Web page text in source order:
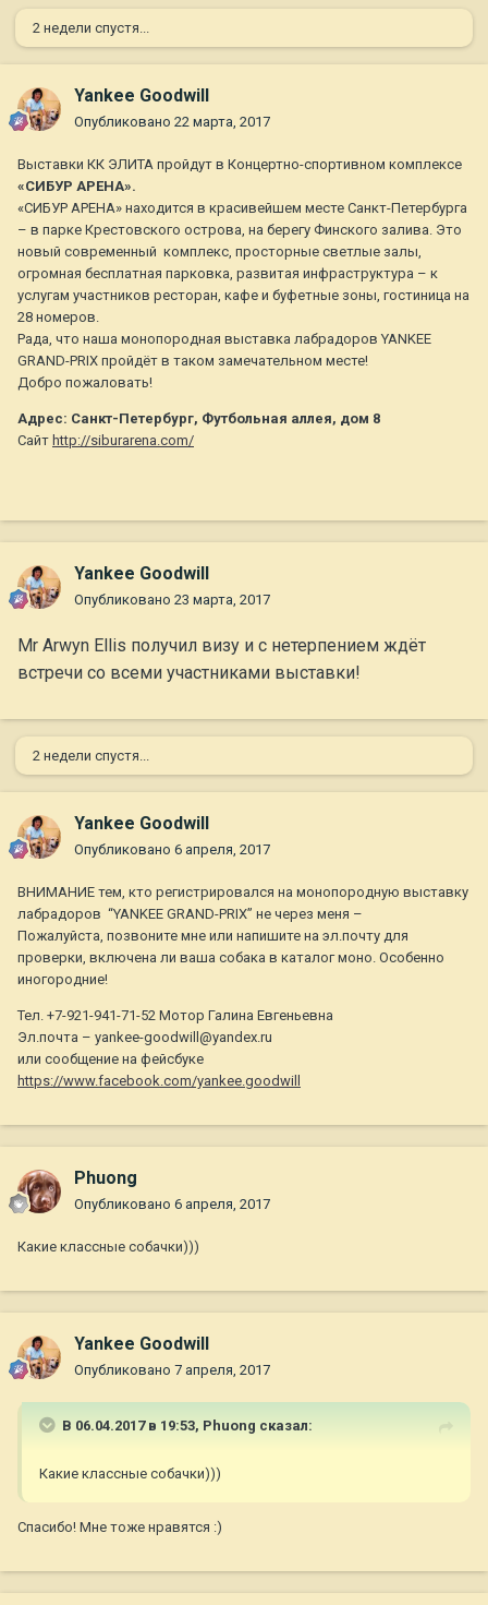
2 недели спустя...
Yankee Goodwill
Опубликовано 22 марта, 2017
Выставки КК ЭЛИТА пройдут в Концертно-спортивном комплексе
«СИБУР АРЕНА».
«СИБУР АРЕНА» находится в красивейшем месте Санкт-Петербурга
– в парке Крестовского острова, на берегу Финского залива. Это
новый современный комплекс, просторные светлые залы,
огромная бесплатная парковка, развитая инфраструктура – к
услугам участников ресторан, кафе и буфетные зоны, гостиница на
28 номеров.
Рада, что наша монопородная выставка лабрадоров YANKEE
GRAND-PRIX пройдёт в таком замечательном месте!
Добро пожаловать!
Адрес: Санкт-Петербург, Футбольная аллея, дом 8
Сайт http://siburarena.com/
Yankee Goodwill
Опубликовано 23 марта, 2017
Mr Arwyn Ellis получил визу и с нетерпением ждёт
встречи со всеми участниками выставки!
2 недели спустя...
Yankee Goodwill
Опубликовано 6 апреля, 2017
ВНИМАНИЕ тем, кто регистрировался на монопородную выставку
лабрадоров “YANKEE GRAND-PRIX” не через меня –
Пожалуйста, позвоните мне или напишите на эл.почту для
проверки, включена ли ваша собака в каталог моно. Особенно
иногородние!
Тел. +7-921-941-71-52 Мотор Галина Евгеньевна
Эл.почта – yankee-goodwill@yandex.ru
или сообщение на фейсбуке
https://www.facebook.com/yankee.goodwill
Phuong
Опубликовано 6 апреля, 2017
Какие классные собачки)))
Yankee Goodwill
Опубликовано 7 апреля, 2017
В 06.04.2017 в 19:53, Phuong сказал:
Какие классные собачки)))
Спасибо! Мне тоже нравятся :)